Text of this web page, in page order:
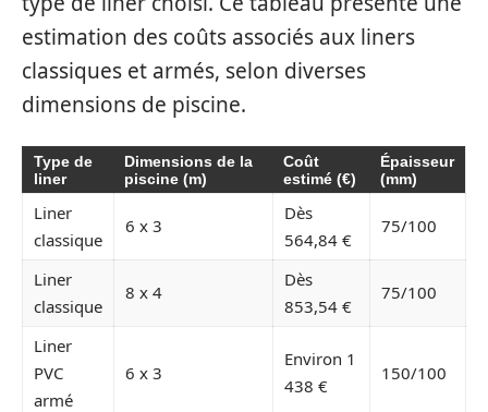
estimation des coûts associés aux liners
classiques et armés, selon diverses
dimensions de piscine.
Type de
liner
Dimensions de la
piscine (m)
Coût
estimé (€)
Épaisseur
(mm)
Liner
classique
6 x 3
Dès
564,84 €
75/100
Liner
classique
8 x 4
Dès
853,54 €
75/100
Liner
PVC
armé
6 x 3
Environ 1
438 €
150/100